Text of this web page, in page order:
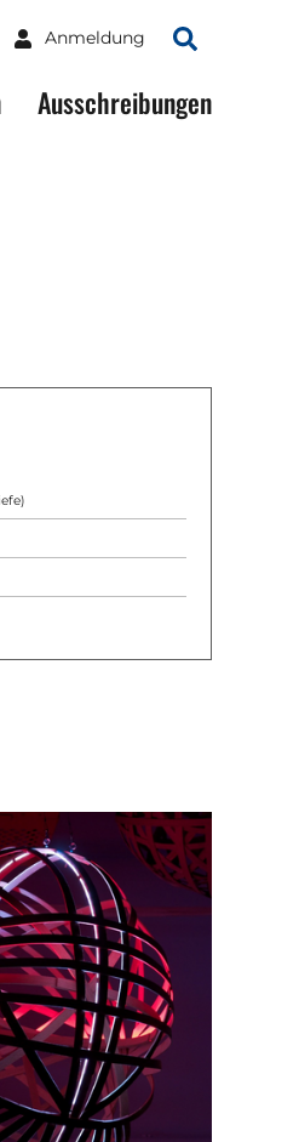
Anmeldung
Suchen
Ausschreibungen